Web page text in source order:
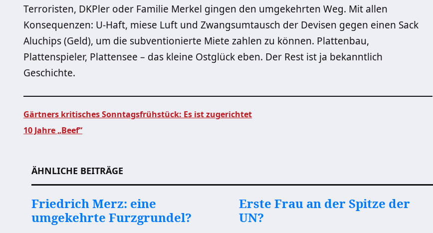
Terroristen, DKPler oder Familie Merkel gingen den umgekehrten Weg. Mit allen
Konsequenzen: U-Haft, miese Luft und Zwangsumtausch der Devisen gegen einen Sack
Aluchips (Geld), um die subventionierte Miete zahlen zu können. Plattenbau,
Plattenspieler, Plattensee – das kleine Ostglück eben. Der Rest ist ja bekanntlich
Geschichte.
Gärtners kritisches Sonntagsfrühstück: Es ist zugerichtet
10 Jahre „Beef“
ÄHNLICHE BEITRÄGE
Friedrich Merz: eine
umgekehrte Furzgrundel?
Erste Frau an der Spitze der
UN?